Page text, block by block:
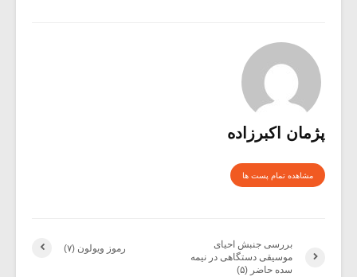
پژمان اکبرزاده
مشاهده تمام پست ها
رموز ویولون (۷)
بررسی جنبش احیای
موسیقی دستگاهی در نیمه
سده‌ حاضر (۵)